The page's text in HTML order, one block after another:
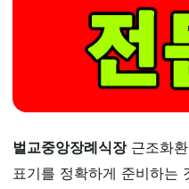
벌교중앙장례식장근조화환
표기를 정확하게 준비하는